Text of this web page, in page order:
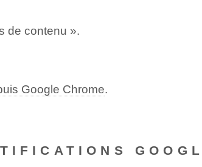
de contenu ».
Google Chrome.